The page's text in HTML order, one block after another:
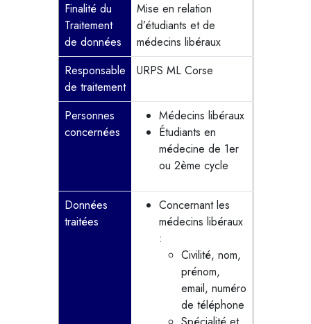
Finalité du
Traitement
de données
Mise en relation
d’étudiants et de
médecins libéraux
Responsable
de traitement
URPS ML Corse
Personnes
concernées
Médecins libéraux
Étudiants en
médecine de 1er
ou 2ème cycle
Données
traitées
Concernant les
médecins libéraux
:
Civilité, nom,
prénom,
email, numéro
de téléphone